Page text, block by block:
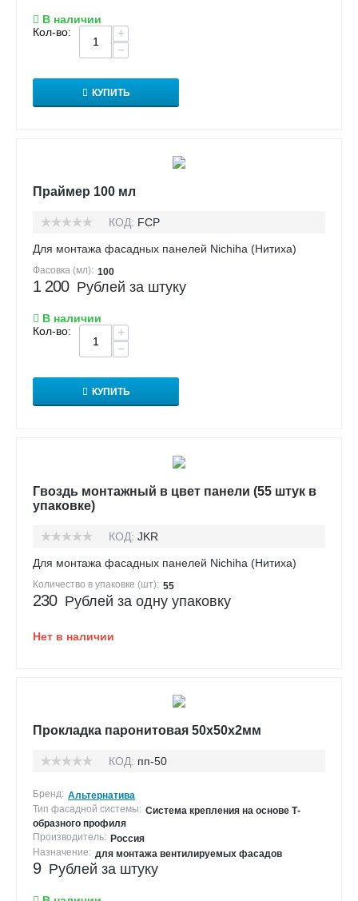
В наличии
Кол-во:
+
−
КУПИТЬ
Праймер 100 мл
КОД: FCP
Для монтажа фасадных панелей Nichiha (Нитиха)
Фасовка (мл): 100
1 200 Рублей за штуку
В наличии
Кол-во:
+
−
КУПИТЬ
Гвоздь монтажный в цвет панели (55 штук в
упаковке)
КОД: JKR
Для монтажа фасадных панелей Nichiha (Нитиха)
Количество в упаковке (шт): 55
230 Рублей за одну упаковку
Нет в наличии
Прокладка паронитовая 50х50х2мм
КОД: пп-50
Бренд: Альтернатива
Тип фасадной системы: Система крепления на основе Т-
образного профиля
Производитель: Россия
Назначение: для монтажа вентилируемых фасадов
9 Рублей за штуку